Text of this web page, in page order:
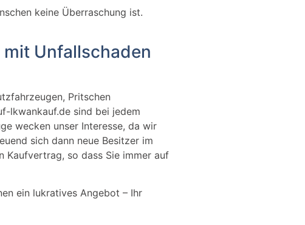
keine Überraschung ist.
Unfallschaden
Pritschen
lkwankauf.de sind bei jedem
wecken unser Interesse, da wir
sich dann neue Besitzer im
Kaufvertrag, so dass Sie immer auf
ein lukratives Angebot – Ihr